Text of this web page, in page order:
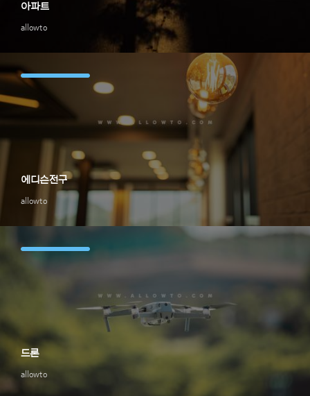
allowto
아파트
allowto
에디슨전구
allowto
드론